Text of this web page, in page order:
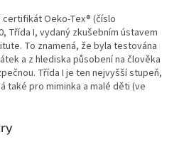
certifikát Oeko-Tex® (číslo
Třída I, vydaný zkušebním ústavem
To znamená, že byla testována
a z hlediska působení na člověka
Třída I je ten nejvyšší stupeň,
také pro miminka a malé děti (ve